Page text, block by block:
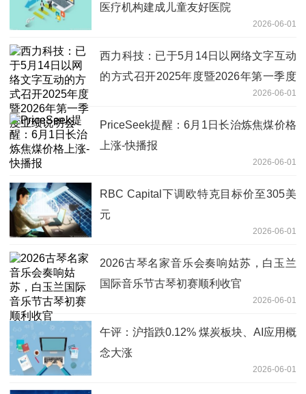
医疗机构建成儿童友好医院
2026-06-01
西力科技：已于5月14日以网络文字互动
的方式召开2025年度暨2026年第一季度
2026-06-01
PriceSeek提醒：6月1日长治炼焦煤价格
上涨-快播报
2026-06-01
RBC Capital下调欧特克目标价至305美
元
2026-06-01
2026古琴名家音乐会奏响姑苏，白玉兰
国际音乐节古琴初赛顺利收官
2026-06-01
午评：沪指跌0.12% 煤炭板块、AI应用概
念大涨
2026-06-01